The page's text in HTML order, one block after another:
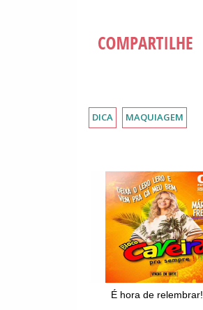
DICA MAQUIAGEM
É hora de relembrar!